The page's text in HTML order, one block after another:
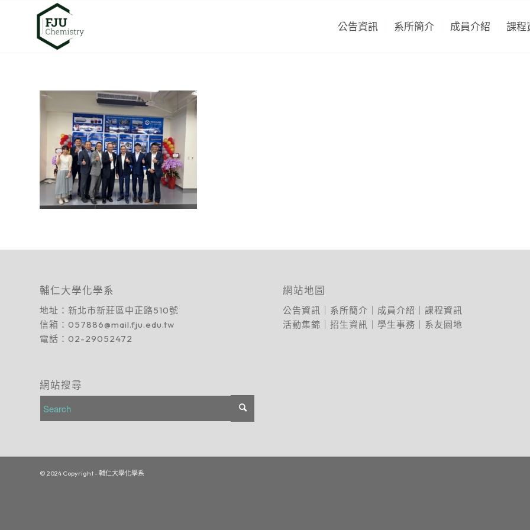
公告資訊 系所簡介 成員介紹 課程
輔仁大學化學系
地址： 新北市新莊區中正路510號
信箱： 057886@mail.fju.edu.tw
電話： 02-29052472
網站搜尋
網站地圖
公告資訊 系所簡介 成員介紹 ｜課程資訊
活動集錦
｜招生資訊 ｜學生事務 系友園地
© 2024 Copyright - 輔仁大學化學系